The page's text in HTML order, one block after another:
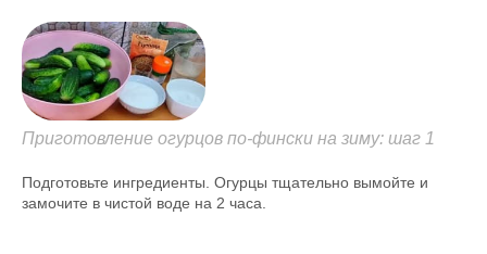
Приготовление огурцов по-фински на зиму: шаг 1
Подготовьте ингредиенты. Огурцы тщательно вымойте и
замочите в чистой воде на 2 часа.